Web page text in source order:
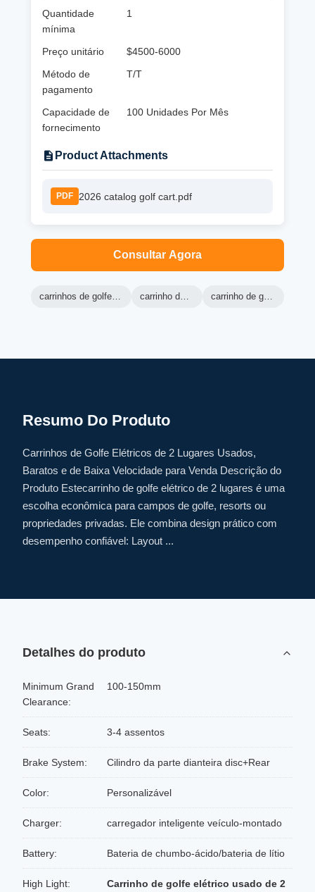
Quantidade
mínima
1
Preço unitário
$4500-6000
Método de
pagamento
T/T
Capacidade de
fornecimento
100 Unidades Por Mês
Product Attachments
PDF 2026 catalog golf cart.pdf
Consultar Agora
carrinhos de golfe de máquina verde carrinho de golfe ranger carrinho de golfe elétrico lsv
Resumo Do Produto
Carrinhos de Golfe Elétricos de 2 Lugares Usados,
Baratos e de Baixa Velocidade para Venda Descrição do
Produto Estecarrinho de golfe elétrico de 2 lugares é uma
escolha econômica para campos de golfe, resorts ou
propriedades privadas. Ele combina design prático com
desempenho confiável: Layout ...
Detalhes do produto
Minimum Grand
Clearance:
100-150mm
Seats: 3-4 assentos
Brake System: Cilindro da parte dianteira disc+Rear
Color: Personalizável
Charger: carregador inteligente veículo-montado
Battery: Bateria de chumbo-ácido/bateria de lítio
High Light: Carrinho de golfe elétrico usado de 2